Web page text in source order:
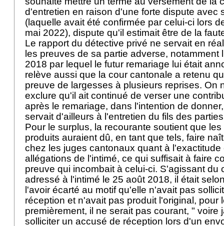
d'entretien en raison d'une forte dispute avec
(laquelle avait été confirmée par celui-ci lors
mai 2022), dispute qu'il estimait être de la
Le rapport du détective privé ne servait en
les preuves de sa partie adverse, notamment
2018 par lequel le futur remariage lui était
relève aussi que la cour cantonale a retenu
preuve de largesses à plusieurs reprises. On
exclure qu'il ait continué de verser une
après le remariage, dans l'intention de
servait d'ailleurs à l'entretien du fils des
Pour le surplus, la recourante soutient que
produits auraient dû, en tant que tels, faire
chez les juges cantonaux quant à l'exactitude
allégations de l'intimé, ce qui suffisait à faire
preuve qui incombait à celui-ci. S'agissant du
adressé à l'intimé le 25 août 2018, il était
l'avoir écarté au motif qu'elle n'avait pas
réception et n'avait pas produit l'original, pour
premièrement, il ne serait pas courant, " voire
solliciter un accusé de réception lors d'un